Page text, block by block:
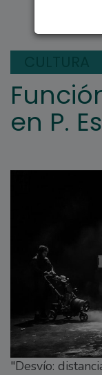
en P.
"Desvío: